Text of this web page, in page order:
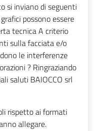
si inviano di seguenti
possono essere
tecnica A criterio
sulla facciata e/o
le interferenze
? Ringraziando
saluti BAIOCCO srl
rispetto ai formati
allegare.